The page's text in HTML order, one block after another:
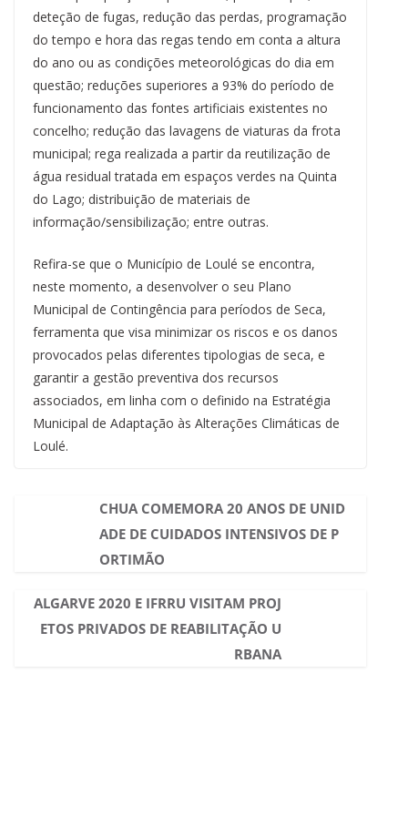
deteção de fugas, redução das perdas, programação
do tempo e hora das regas tendo em conta a altura
do ano ou as condições meteorológicas do dia em
questão; reduções superiores a 93% do período de
funcionamento das fontes artificiais existentes no
concelho; redução das lavagens de viaturas da frota
municipal; rega realizada a partir da reutilização de
água residual tratada em espaços verdes na Quinta
do Lago; distribuição de materiais de
informação/sensibilização; entre outras.
Refira-se que o Município de Loulé se encontra,
neste momento, a desenvolver o seu Plano
Municipal de Contingência para períodos de Seca,
ferramenta que visa minimizar os riscos e os danos
provocados pelas diferentes tipologias de seca, e
garantir a gestão preventiva dos recursos
associados, em linha com o definido na Estratégia
Municipal de Adaptação às Alterações Climáticas de
Loulé.
CHUA COMEMORA 20 ANOS DE UNID
ADE DE CUIDADOS INTENSIVOS DE P
ORTIMÃO
ALGARVE 2020 E IFRRU VISITAM PROJ
ETOS PRIVADOS DE REABILITAÇÃO U
RBANA